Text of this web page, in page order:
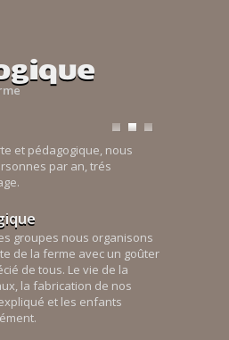
et pédagogique, nous
par an, trés
groupes nous organisons
de la ferme avec un goûter
de tous. Le vie de la
la fabrication de nos
et les enfants